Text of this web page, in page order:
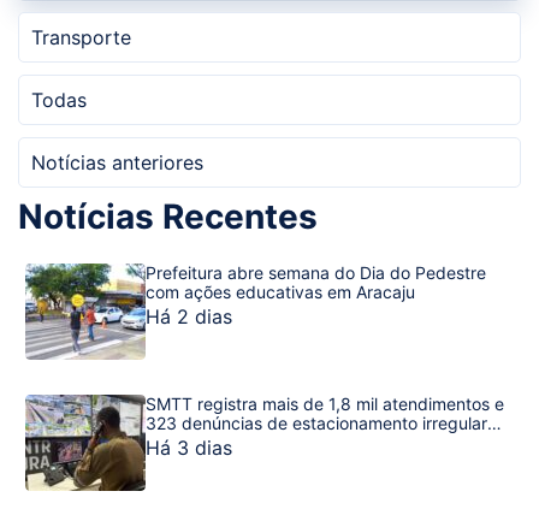
Transporte
Todas
Notícias anteriores
Notícias Recentes
Prefeitura abre semana do Dia do Pedestre
com ações educativas em Aracaju
Há 2 dias
SMTT registra mais de 1,8 mil atendimentos e
323 denúncias de estacionamento irregular
em julho
Há 3 dias